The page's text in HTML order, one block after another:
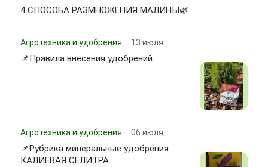
4 СПОСОБА РАЗМНОЖЕНИЯ МАЛИНЫ🌿
Агротехника и удобрения 13 июля
📌Правила внесения удобрений.
Агротехника и удобрения 06 июля
📌Рубрика минеральные удобрения.
КАЛИЕВАЯ СЕЛИТРА.